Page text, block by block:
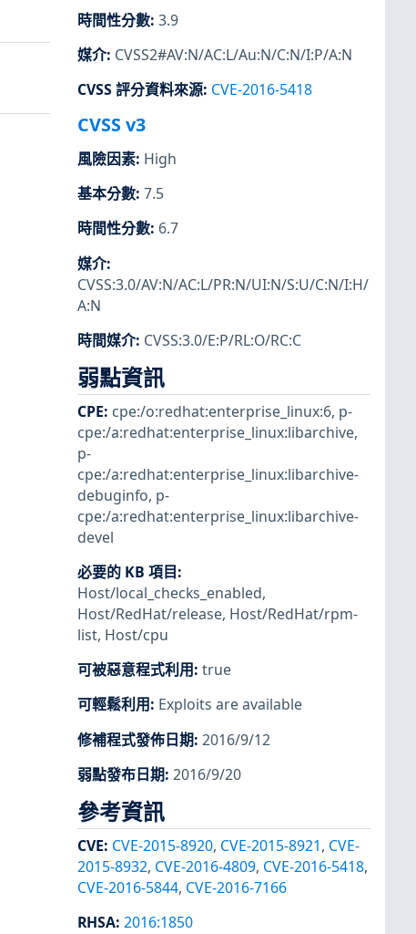
時間性分數: 3.9
媒介: CVSS2#AV:N/AC:L/Au:N/C:N/I:P/A:N
CVSS 評分資料來源: CVE-2016-5418
CVSS v3
風險因素: High
基本分數: 7.5
時間性分數: 6.7
媒介:
CVSS:3.0/AV:N/AC:L/PR:N/UI:N/S:U/C:N/I:H/
A:N
時間媒介: CVSS:3.0/E:P/RL:O/RC:C
弱點資訊
CPE: cpe:/o:redhat:enterprise_linux:6, p-
cpe:/a:redhat:enterprise_linux:libarchive,
p-
cpe:/a:redhat:enterprise_linux:libarchive-
debuginfo, p-
cpe:/a:redhat:enterprise_linux:libarchive-
devel
必要的 KB 項目:
Host/local_checks_enabled,
Host/RedHat/release, Host/RedHat/rpm-
list, Host/cpu
可被惡意程式利用: true
可輕鬆利用: Exploits are available
修補程式發佈日期: 2016/9/12
弱點發布日期: 2016/9/20
參考資訊
CVE: CVE-2015-8920, CVE-2015-8921, CVE-
2015-8932, CVE-2016-4809, CVE-2016-5418,
CVE-2016-5844, CVE-2016-7166
RHSA: 2016:1850